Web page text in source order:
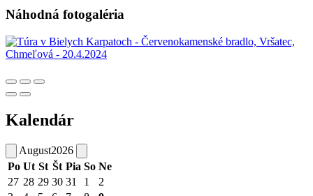
Náhodná fotogaléria
Kalendár
August2026
Po Ut St Št Pia So Ne
27 28 29 30 31 1
2